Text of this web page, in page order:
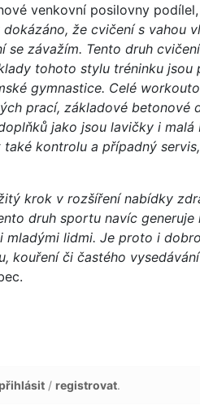
venkovní posilovny
dokázáno, že cvičení s vahou
se závažím. Tento druh
tohoto stylu tréninku jsou
gymnastice. Celé
prací, základové betonové
jako jsou lavičky i
kontrolu a případný
krok v rozšíření nabídky
druh sportu navíc generuje
mladými lidmi. Je proto i
kouření či častého vysedávání
/ registrovat.